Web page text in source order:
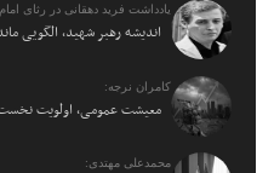
یادداشت فرید دهقانی در رثای
اندیشه رهبر شهید، الگویی
کامران نرجه:
معیشت عمومی، اولویت
محمدعلی مهتدی: